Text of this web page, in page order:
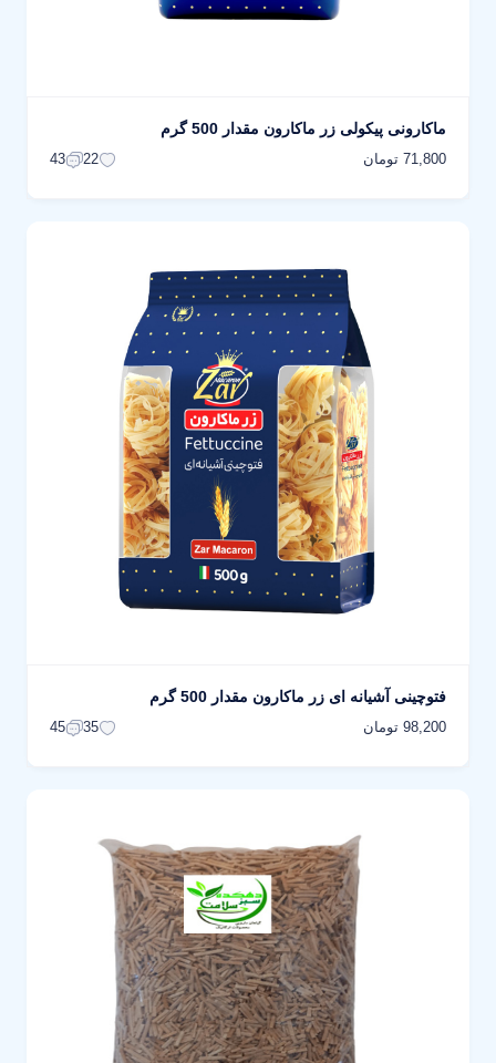
ماکارونی پیکولی زر ماکارون مقدار 500 گرم
71,800 تومان 22
43
فتوچینی آشیانه ای زر ماکارون مقدار 500 گرم
98,200 تومان 35
45